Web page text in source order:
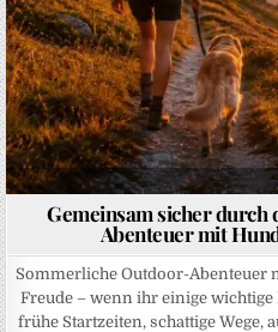
Gemeinsam sicher
Abenteuer mit
Sommerliche Outdoor-Abenteuer
Freude – wenn ihr einige
frühe Startzeiten, schattige Wege,